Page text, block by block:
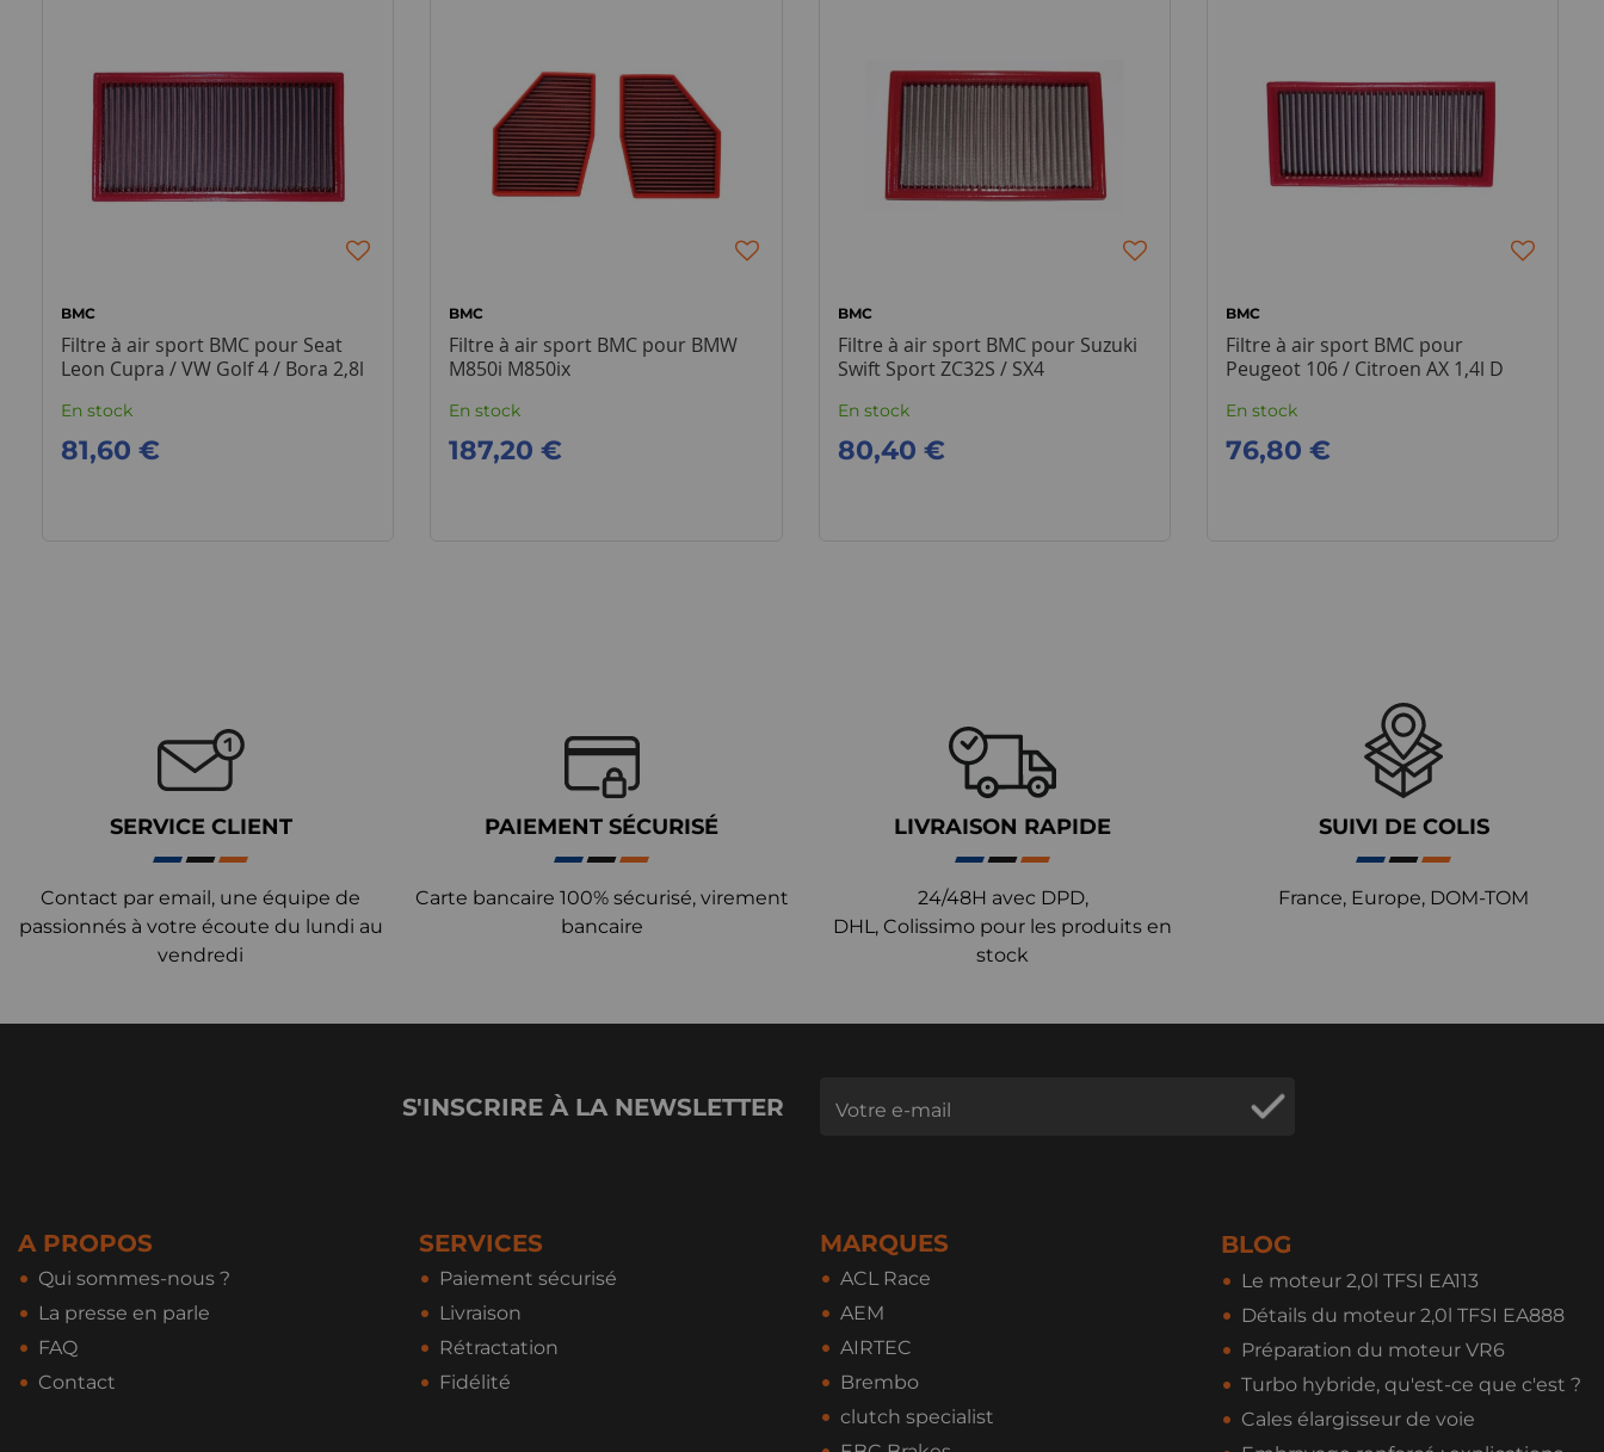
BMC
Filtre à air sport BMC pour Seat
Leon Cupra / VW Golf 4 / Bora 2,8l
En stock
81,60 €
BMC
Filtre à air sport BMC pour BMW
M850i M850ix
En stock
187,20 €
BMC
Filtre à air sport BMC pour Suzuki
Swift Sport ZC32S / SX4
En stock
80,40 €
BMC
Filtre à air sport BMC pour
Peugeot 106 / Citroen AX 1,4l D
En stock
76,80 €
SERVICE CLIENT
Contact par email, une équipe de
passionnés à votre écoute du lundi au
vendredi
PAIEMENT SÉCURISÉ
Carte bancaire 100% sécurisé, virement
bancaire
LIVRAISON RAPIDE
24/48H avec DPD,
DHL, Colissimo pour les produits en
stock
SUIVI DE COLIS
France, Europe, DOM-TOM
S'INSCRIRE À LA NEWSLETTER
A PROPOS
Qui sommes-nous ?
La presse en parle
FAQ
Contact
SERVICES
Paiement sécurisé
Livraison
Rétractation
Fidélité
MARQUES
ACL Race
AEM
AIRTEC
Brembo
clutch specialist
BLOG
Le moteur 2,0l TFSI EA113
Détails du moteur 2,0l TFSI EA888
Préparation du moteur VR6
Turbo hybride, qu'est-ce que c'est ?
Cales élargisseur de voie